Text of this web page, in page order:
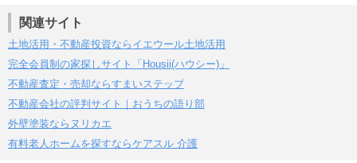
関連サイト
土地活用・不動産投資ならイエウール土地活用
完全会員制の家探しサイト「Housii(ハウシー)」
不動産査定・売却ならすまいステップ
不動産会社の評判サイト｜おうちの語り部
外壁塗装ならヌリカエ
有料老人ホームを探すならケアスル 介護